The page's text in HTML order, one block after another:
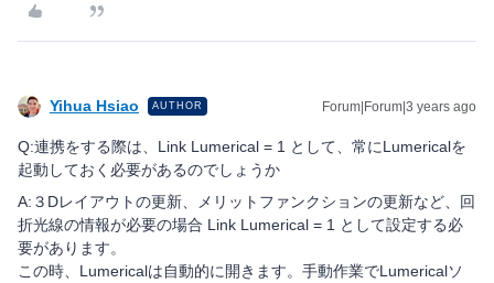
Yihua Hsiao AUTHOR Forum|Forum|3 years ago
Q:連携をする際は、Link Lumerical = 1 として、常にLumericalを
起動しておく必要があるのでしょうか
A:３Dレイアウトの更新、メリットファンクションの更新など、回
折光線の情報が必要の場合 Link Lumerical = 1 として設定する必
要があります。
この時、Lumericalは自動的に開きます。手動作業でLumericalソ